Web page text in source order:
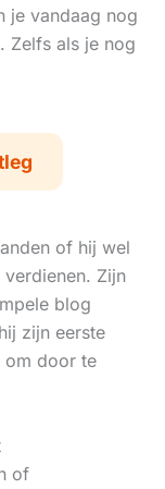
je vandaag nog
Zelfs als je nog
of hij wel
verdienen. Zijn
blog
zijn eerste
om door te
of